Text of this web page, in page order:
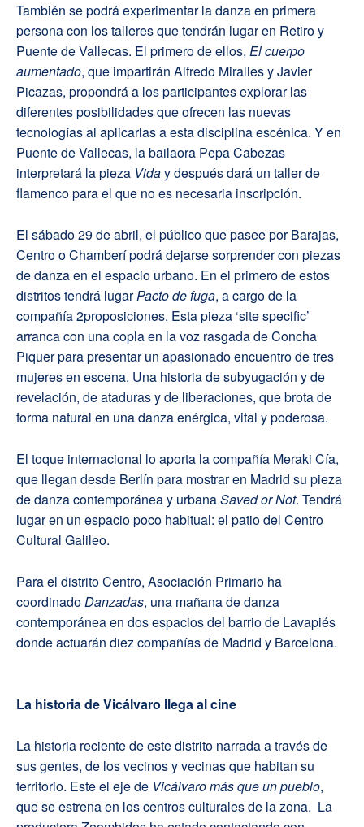
También se podrá experimentar la danza en primera
persona con los talleres que tendrán lugar en Retiro y
Puente de Vallecas. El primero de ellos, El cuerpo
aumentado, que impartirán Alfredo Miralles y Javier
Picazas, propondrá a los participantes explorar las
diferentes posibilidades que ofrecen las nuevas
tecnologías al aplicarlas a esta disciplina escénica. Y en
Puente de Vallecas, la bailaora Pepa Cabezas
interpretará la pieza Viday después dará un taller de
flamenco para el que no es necesaria inscripción.
El sábado 29 de abril, el público que pasee por Barajas,
Centro o Chamberí podrá dejarse sorprender con piezas
de danza en el espacio urbano. En el primero de estos
distritos tendrá lugarPacto de fuga, a cargo de la
compañía 2proposiciones. Esta pieza ‘site specific’
arranca con una copla en la voz rasgada de Concha
Piquer para presentar un apasionado encuentro de tres
mujeres en escena. Una historia de subyugación y de
revelación, de ataduras y de liberaciones, que brota de
forma natural en una danza enérgica, vital y poderosa.
El toque internacional lo aporta la compañía Meraki Cía,
que llegan desde Berlín para mostrar en Madrid su pieza
de danza contemporánea y urbanaSaved or Not. Tendrá
lugar en un espacio poco habitual: el patio del Centro
Cultural Galileo.
Para el distrito Centro, Asociación Primario ha
coordinadoDanzadas, una mañana de danza
contemporánea en dos espacios del barrio de Lavapiés
donde actuarán diez compañías de Madrid y Barcelona.
La historia de Vicálvaro llega al cine
La historia reciente de este distrito narrada a través de
sus gentes, de los vecinos y vecinas que habitan su
territorio. Este el eje de Vicálvaro más que un pueblo,
que se estrena en los centros culturales de la zona. La